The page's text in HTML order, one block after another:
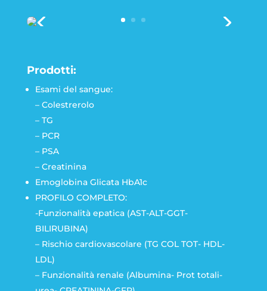
Prodotti:
Esami del sangue:
– Colestrerolo
– TG
– PCR
– PSA
– Creatinina
Emoglobina Glicata HbA1c
PROFILO COMPLETO:
-Funzionalità epatica (AST-ALT-GGT-
BILIRUBINA)
– Rischio cardiovascolare (TG COL TOT- HDL-
LDL)
– Funzionalità renale (Albumina- Prot totali-